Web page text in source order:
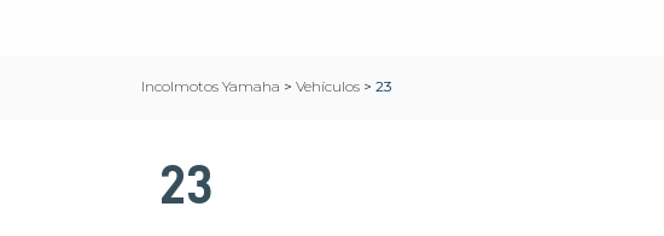
Incolmotos Yamaha > Vehículos > 23
23